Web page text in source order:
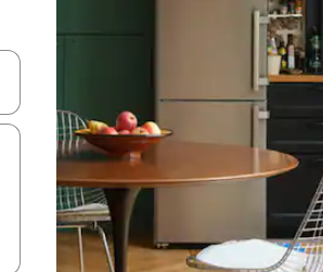
ನ್ಯಾವಿಗೇಟ್ ಮಾಡಿ ಅಥವಾ ಸ್ಪರ್ಶ ಅಥವಾ ಸ್ವೈಪ್